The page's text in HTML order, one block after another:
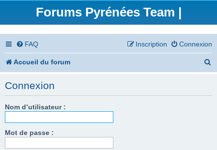
Forums Pyrénées Team |
FAQ Connexion
Inscription
Accueil du forum
Connexion
Nom d’utilisateur :
Mot de passe :